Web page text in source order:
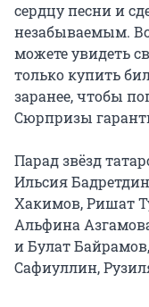
сердцу песни и
незабываемым.
можете увидеть
только купить
заранее, чтобы
Сюрпризы
Парад звёзд
Ильсия
Хакимов, Ришат
Альфина
и Булат
Сафиуллин,